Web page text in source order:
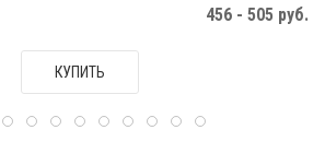
456 - 505 руб.
КУПИТЬ